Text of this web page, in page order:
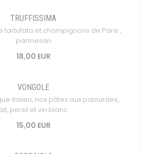
TRUFFISSIMA
tartufata et champignons de Paris ,
parmesan
18,00 EUR
VONGOLE
italien, nos pâtes aux palourdes,
ail, persil et vin blanc
15,00 EUR